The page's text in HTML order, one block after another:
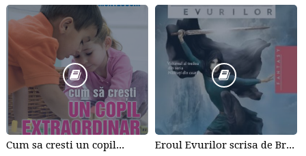
Cum sa cresti un copil... Eroul Evurilor scrisa de Brandon Sanderson (Volumul 3)